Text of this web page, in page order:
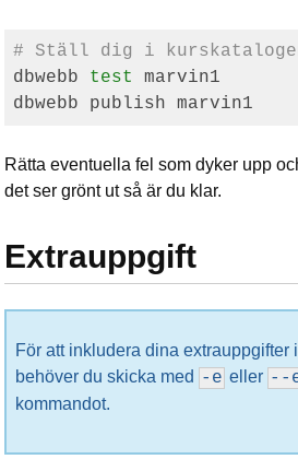
# Ställ dig i
dbwebb test
marvin1
Rätta eventuella fel som dyker upp
det ser grönt ut så är du klar.
Extrauppgift
För att inkludera dina extrauppgifter
behöver du skicka med -e eller --
kommandot.